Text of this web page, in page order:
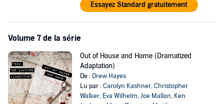
Essayez Standard gratuitement
Volume 7 de la série
Out of House and Home (Dramatized
Adaptation)
De : Drew Hayes
Lu par :Carolyn Kashner,Christopher
Walker, Eva Wilhelm,Joe Mallon, Ken